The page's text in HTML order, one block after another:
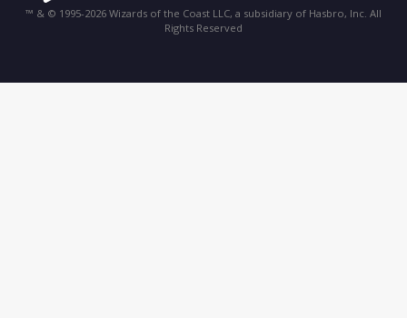
™ & © 1995-2026 Wizards of the Coast LLC, a subsidiary of Hasbro, Inc. All
Rights Reserved